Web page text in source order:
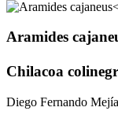
Aramides
Chilacoa
Diego Fernando